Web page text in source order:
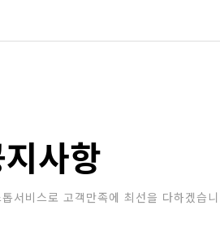
사항
서비스로 고객만족에 최선을 다하겠습